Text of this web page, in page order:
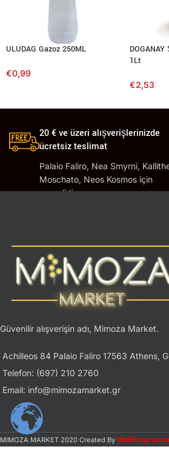
ULUDAG Gazoz 250ML
€0,99
DOGANAY
1Lt
€2,53
20 € ve üzeri alışverişlerinizde
ücretsiz teslimat
Palaio Faliro, Nea Smyrni,
Moschato, Neos Kosmos için
geçerlidir.
Güvenilir alışverişin adı, Mimoza Market.
Achilleos 84 Palaio Faliro 17563 Athens,
Telefon: (697) 210 2760
Email: info@mimozamarket.gr
MIMOZA MARKET 2020 Created By